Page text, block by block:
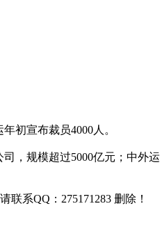
初宣布裁员4000人。
，规模超过5000亿元；中外
系QQ：275171283 删除！